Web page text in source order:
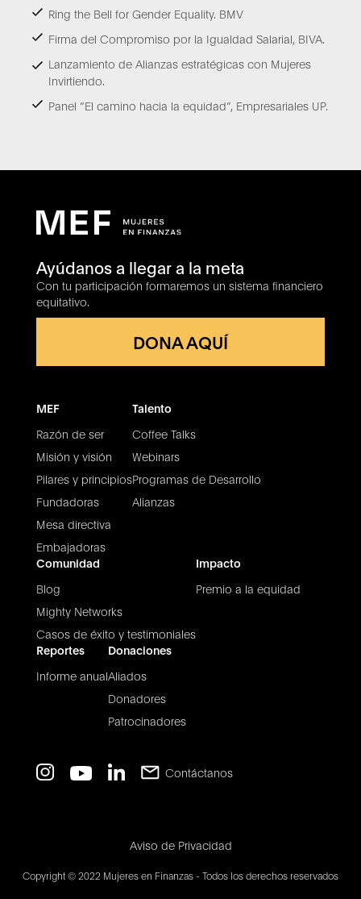
Ring the Bell for Gender Equality. BMV
Firma del Compromiso por la Igualdad Salarial, BIVA.
Lanzamiento de Alianzas estratégicas con Mujeres
Invirtiendo.
Panel “El camino hacia la equidad”, Empresariales UP.
Ayúdanos a llegar a la meta
Con tu participación formaremos un sistema financiero
equitativo.
DONA AQUÍ
MEF
Razón de ser
Misión y visión
Pilares y principios
Fundadoras
Mesa directiva
Embajadoras
Talento
Coffee Talks
Webinars
Programas de Desarrollo
Alianzas
Comunidad
Blog
Mighty Networks
Casos de éxito y testimoniales
Impacto
Premio a la equidad
Reportes
Informe anual
Donaciones
Aliados
Donadores
Patrocinadores
Contáctanos
Aviso de Privacidad
Copyright © 2022 Mujeres en Finanzas - Todos los derechos reservados